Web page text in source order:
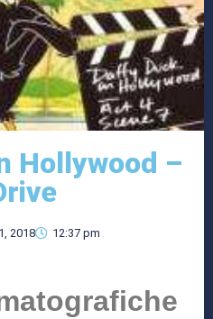
Hollywood –
2018
12:37 pm